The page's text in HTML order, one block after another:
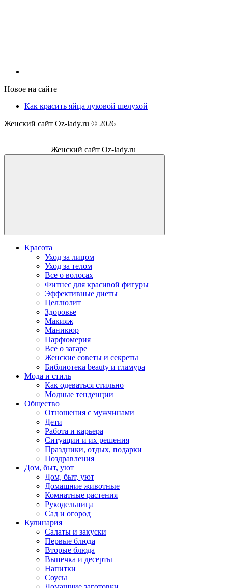
Новое на сайте
Как красить яйца луковой шелухой
Женский сайт Oz-lady.ru © 2026
Женский сайт Oz-lady.ru
Красота
Уход за лицом
Уход за телом
Все о волосах
Фитнес для красивой фигуры
Эффективные диеты
Целлюлит
Здоровье
Макияж
Маникюр
Парфюмерия
Все о загаре
Женские советы и секреты
Библиотека beauty и гламура
Мода и стиль
Как одеваться стильно
Модные тенденции
Общество
Отношения с мужчинами
Дети
Работа и карьера
Ситуации и их решения
Праздники, отдых, подарки
Поздравления
Дом, быт, уют
Дом, быт, уют
Домашние животные
Комнатные растения
Рукодельница
Сад и огород
Кулинария
Салаты и закуски
Первые блюда
Вторые блюда
Выпечка и десерты
Напитки
Соусы